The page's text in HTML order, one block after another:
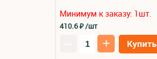
Минимум к заказу: 1шт.
410.6₽/шт
+ Купить